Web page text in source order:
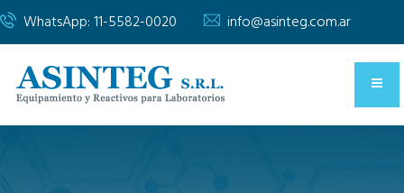
WhatsApp: 11-5582-0020 info@asinteg.com.ar